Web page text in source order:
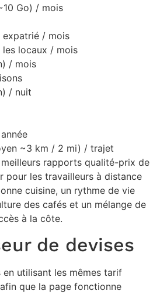
Go) / mois
expatrié / mois
locaux / mois
/ mois
/ nuit
~3 km / 2 mi) / trajet
rapports qualité-prix de
pour les travailleurs à distance
cuisine, un rythme de vie
des cafés et un mélange de
à la côte.
de devises
utilisant les mêmes tarif
que la page fonctionne